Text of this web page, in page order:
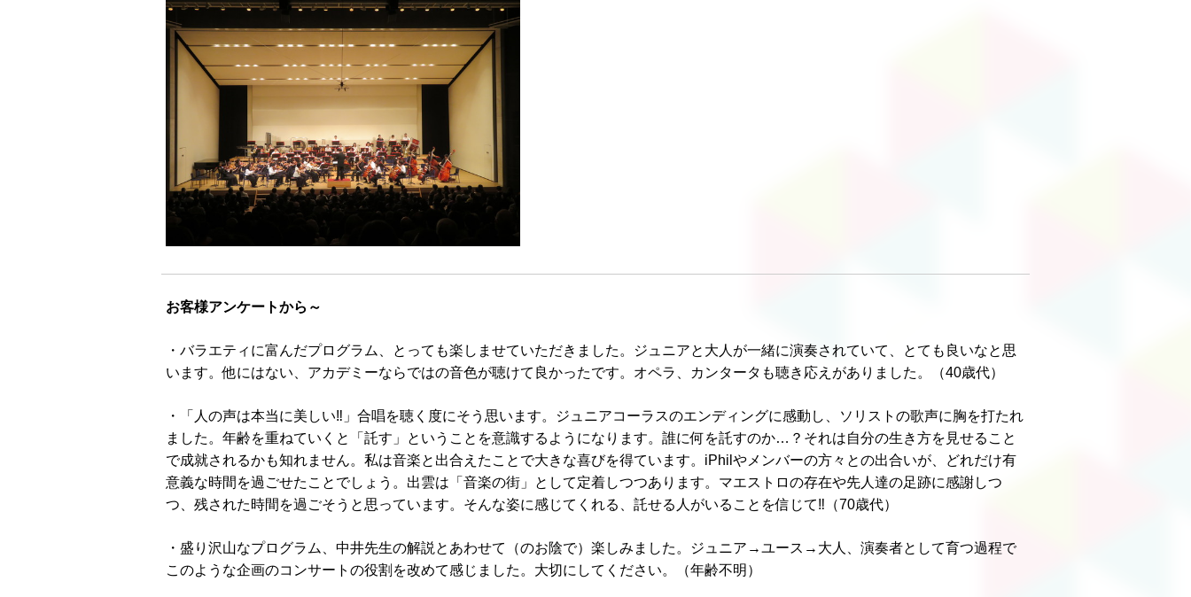
お客様アンケートから～
・バラエティに富んだプログラム、とっても楽しませていただきました。ジュニアと大人が一緒に演奏されていて、とても良いなと思
います。他にはない、アカデミーならではの音色が聴けて良かったです。オペラ、カンタータも聴き応えがありました。（40歳代）
・「人の声は本当に美しい‼」合唱を聴く度にそう思います。ジュニアコーラスのエンディングに感動し、ソリストの歌声に胸を打たれ
ました。年齢を重ねていくと「託す」ということを意識するようになります。誰に何を託すのか…？それは自分の生き方を見せること
で成就されるかも知れません。私は音楽と出合えたことで大きな喜びを得ています。iPhilやメンバーの方々との出合いが、どれだけ有
意義な時間を過ごせたことでしょう。出雲は「音楽の街」として定着しつつあります。マエストロの存在や先人達の足跡に感謝しつ
つ、残された時間を過ごそうと思っています。そんな姿に感じてくれる、託せる人がいることを信じて‼（70歳代）
・盛り沢山なプログラム、中井先生の解説とあわせて（のお陰で）楽しみました。ジュニア→ユース→大人、演奏者として育つ過程で
このような企画のコンサートの役割を改めて感じました。大切にしてください。（年齢不明）